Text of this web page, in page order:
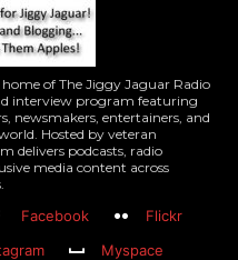
of The Jiggy Jaguar Radio
interview program featuring
newsmakers, entertainers, and
Hosted by veteran
delivers podcasts, radio
media content across
Facebook
Flickr
Myspace